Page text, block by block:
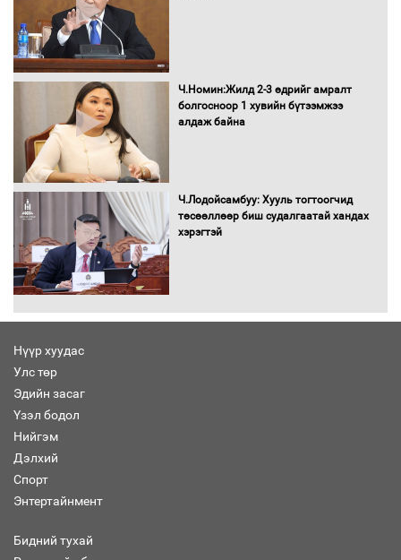
худалдан авах журмыг баталлаа
шилжиж, найр наадам, зөвлөгөөн,
гадаад томилолтыг хориглолоо
Ч.Номин:Жилд 2-3 өдрийг амралт
болгосноор 1 хувийн бүтээмжээ
алдаж байна
Ч.Лодойсамбуу: Хууль тогтоогчид
төсөөллөөр биш судалгаатай хандах
хэрэгтэй
Нүүр хуудас
Улс төр
Эдийн засаг
Үзэл бодол
Нийгэм
Дэлхий
Спорт
Энтертайнмент
Бидний тухай